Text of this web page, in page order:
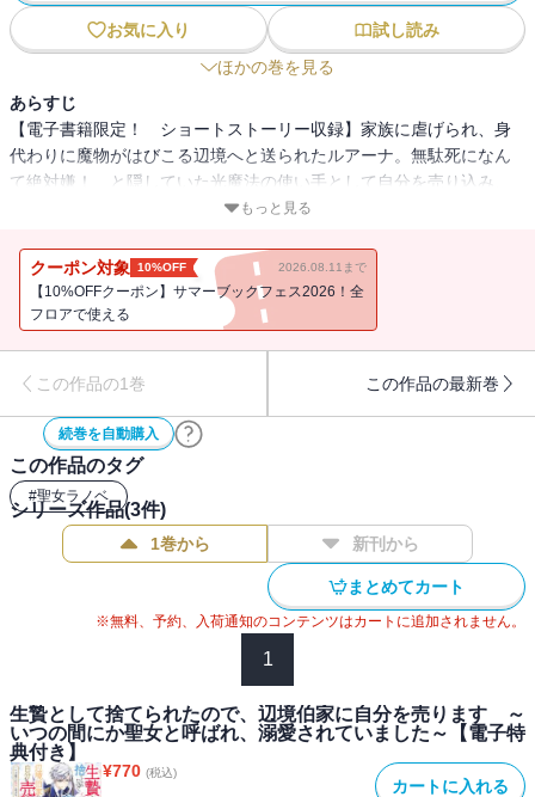
お気に入り
試し読み
ほかの巻を見る
あらすじ
【電子書籍限定！ ショートストーリー収録】家族に虐げられ、身
代わりに魔物がはびこる辺境へと送られたルアーナ。無駄死になん
て絶対嫌！ と隠していた光魔法の使い手として自分を売り込み、
やがて聖女として認められるように。「俺が必ず、守ってやる」辺
い出して・・・・・・。そんな時、かつての家族と再会して!?私の
「家族」は辺境伯家だけです！捨てられ令嬢が本当の幸せを掴む、
下剋上ストーリー！巻末には、社交界デビューを控えたルアーナと
もっと見る
クーポン対象 10%OFF 2026.08.11まで
【10%OFFクーポン】サマーブックフェス2026！全
フロアで使える
この作品の1巻 この作品の最新巻
続巻を自動購入
この作品のタグ
#聖女ラノベ
シリーズ作品(3件)
1巻から 新刊から
まとめてカート
※無料、予約、入荷通知のコンテンツはカートに追加されません。
1
生贄として捨てられたので、辺境伯家に自分を売ります ～
いつの間にか聖女と呼ばれ、溺愛されていました～【電子特
典付き】
¥770 (税込)
カートに入れる